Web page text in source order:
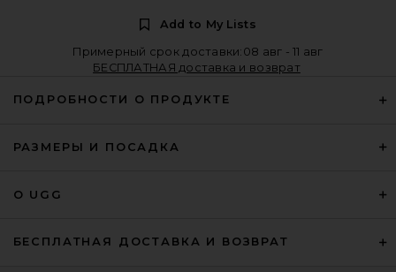
Add to My Lists
Примерный срок доставки:08 авг - 11 авг
БЕСПЛАТНАЯ доставка и возврат
ПОДРОБНОСТИ О ПРОДУКТЕ
РАЗМЕРЫ И ПОСАДКА
О UGG
БЕСПЛАТНАЯ ДОСТАВКА И ВОЗВРАТ